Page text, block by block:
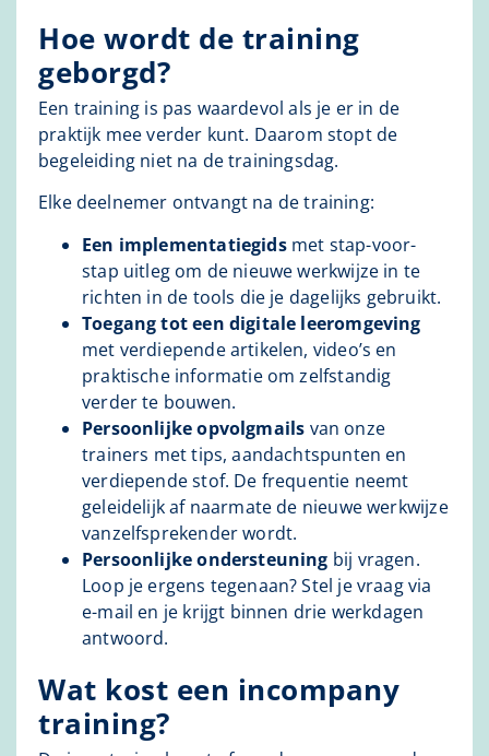
Hoe wordt de training
geborgd?
Een training is pas waardevol als je er in de
praktijk mee verder kunt. Daarom stopt de
begeleiding niet na de trainingsdag.
Elke deelnemer ontvangt na de training:
Een implementatiegidsmet stap-voor-
stap uitleg om de nieuwe werkwijze in te
richten in de tools die je dagelijks gebruikt.
Toegang tot een digitale leeromgeving
met verdiepende artikelen, video’s en
praktische informatie om zelfstandig
verder te bouwen.
Persoonlijke opvolgmails van onze
trainers met tips, aandachtspunten en
verdiepende stof. De frequentie neemt
geleidelijk af naarmate de nieuwe werkwijze
vanzelfsprekender wordt.
Persoonlijke ondersteuning bij vragen.
Loop je ergens tegenaan? Stel je vraag via
e-mail en je krijgt binnen drie werkdagen
antwoord.
Wat kost een incompany
training?